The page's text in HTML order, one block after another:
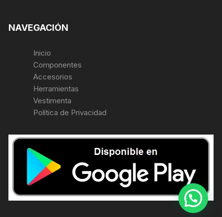
NAVEGACIÓN
Inicio
Componentes
Accesorios
Herramientas
Vestimenta
Política de Privacidad